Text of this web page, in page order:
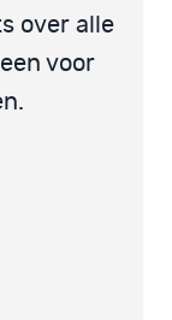
over alle
voor